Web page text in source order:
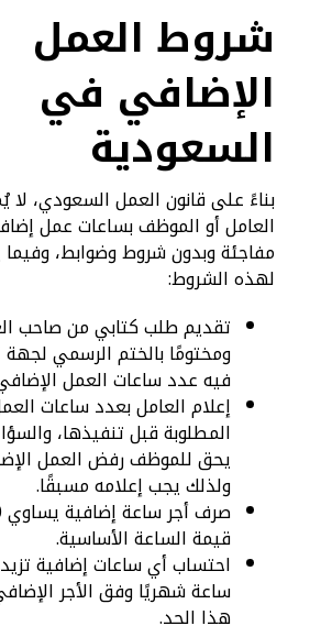
شروط العمل
الإضافي في
السعودية
بناءً على قانون العمل السعودي،
العامل أو الموظف بساعات عمل
مفاجئة وبدون شروط وضوابط،
لهذه الشروط:
تقديم طلب كتابي من صاحب
ومختومًا بالختم الرسمي
فيه عدد ساعات العمل
إعلام العامل بعدد ساعات
المطلوبة قبل تنفيذها،
يحق للموظف رفض العمل
ولذلك يجب إعلامه مسبقًا.
قيمة الساعة الأساسية.
ساعة شهريًا وفق الأجر
هذا الحد.